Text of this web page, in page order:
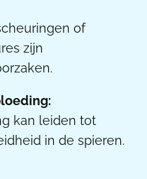
of
zijn
kan leiden tot
in de spieren.